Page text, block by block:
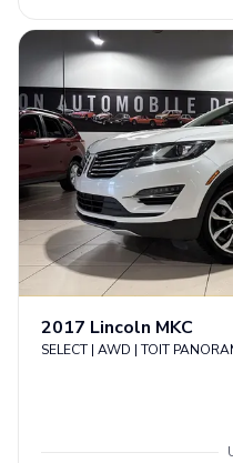
2017 Lincoln MKC
SELECT | AWD | TOIT